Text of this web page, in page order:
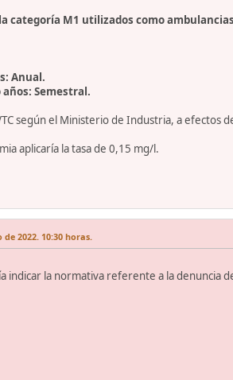
categoría M1 utilizados como
Anual.
años: Semestral.
según el Ministerio de Industria, a efectos
aplicaría la tasa de 0,15 mg/l.
de 2022. 10:30 horas.
indicar la normativa referente a la denuncia